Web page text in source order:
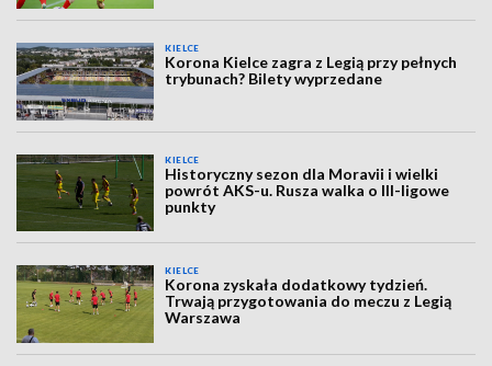
KIELCE
Korona Kielce zagra z Legią przy pełnych
trybunach? Bilety wyprzedane
KIELCE
Historyczny sezon dla Moravii i wielki
powrót AKS-u. Rusza walka o III-ligowe
punkty
KIELCE
Korona zyskała dodatkowy tydzień.
Trwają przygotowania do meczu z Legią
Warszawa